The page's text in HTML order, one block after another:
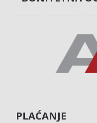
PLAĆANJE